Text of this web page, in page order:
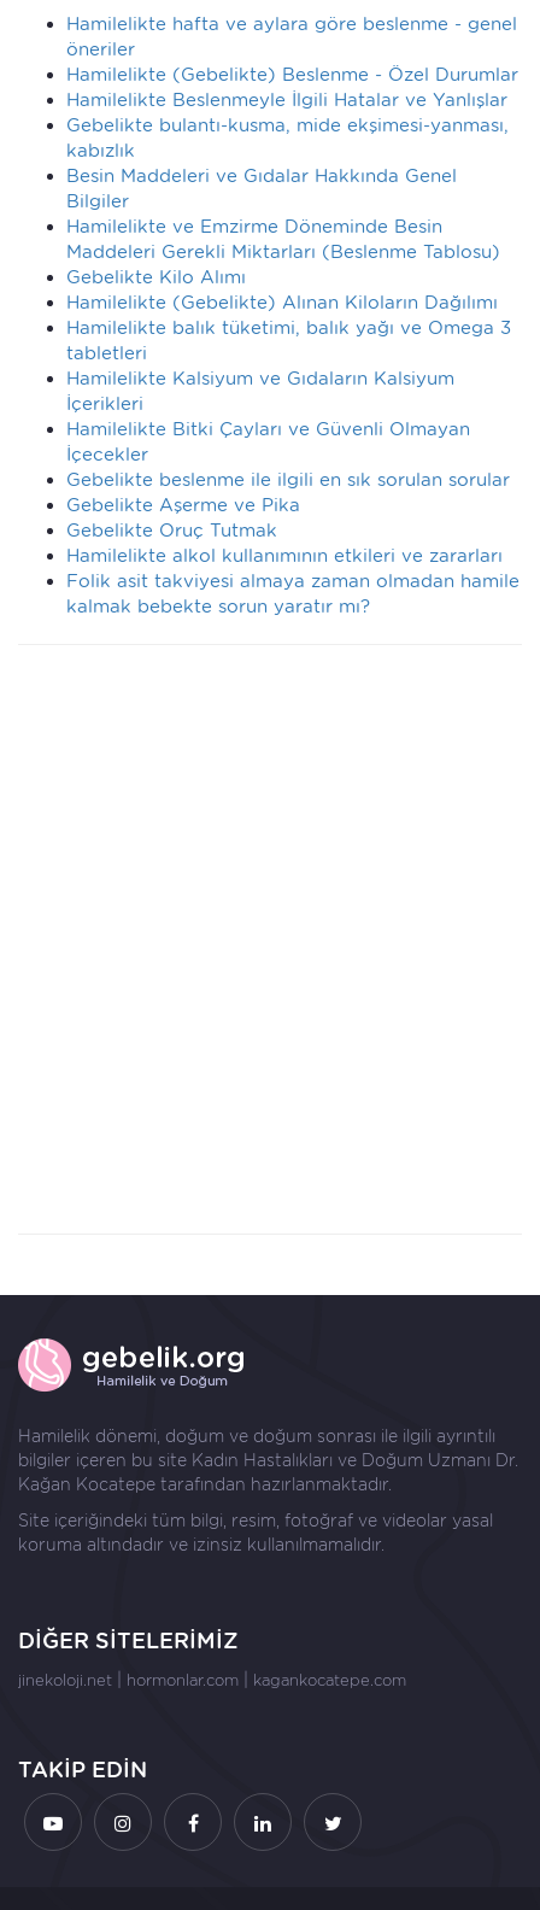
Hamilelikte hafta ve aylara göre beslenme - genel
öneriler
Hamilelikte (Gebelikte) Beslenme - Özel Durumlar
Hamilelikte Beslenmeyle İlgili Hatalar ve Yanlışlar
Gebelikte bulantı-kusma, mide ekşimesi-yanması,
kabızlık
Besin Maddeleri ve Gıdalar Hakkında Genel
Bilgiler
Hamilelikte ve Emzirme Döneminde Besin
Maddeleri Gerekli Miktarları (Beslenme Tablosu)
Gebelikte Kilo Alımı
Hamilelikte (Gebelikte) Alınan Kiloların Dağılımı
Hamilelikte balık tüketimi, balık yağı ve Omega 3
tabletleri
Hamilelikte Kalsiyum ve Gıdaların Kalsiyum
İçerikleri
Hamilelikte Bitki Çayları ve Güvenli Olmayan
İçecekler
Gebelikte beslenme ile ilgili en sık sorulan sorular
Gebelikte Aşerme ve Pika
Gebelikte Oruç Tutmak
Hamilelikte alkol kullanımının etkileri ve zararları
Folik asit takviyesi almaya zaman olmadan hamile
kalmak bebekte sorun yaratır mı?
Hamilelik dönemi, doğum ve doğum sonrası ile ilgili ayrıntılı
bilgiler içeren bu site Kadın Hastalıkları ve Doğum Uzmanı Dr.
Kağan Kocatepe tarafından hazırlanmaktadır.
Site içeriğindeki tüm bilgi, resim, fotoğraf ve videolar yasal
koruma altındadır ve izinsiz kullanılmamalıdır.
DİĞER SİTELERİMİZ
jinekoloji.net hormonlar.com kagankocatepe.com
TAKİP EDİN